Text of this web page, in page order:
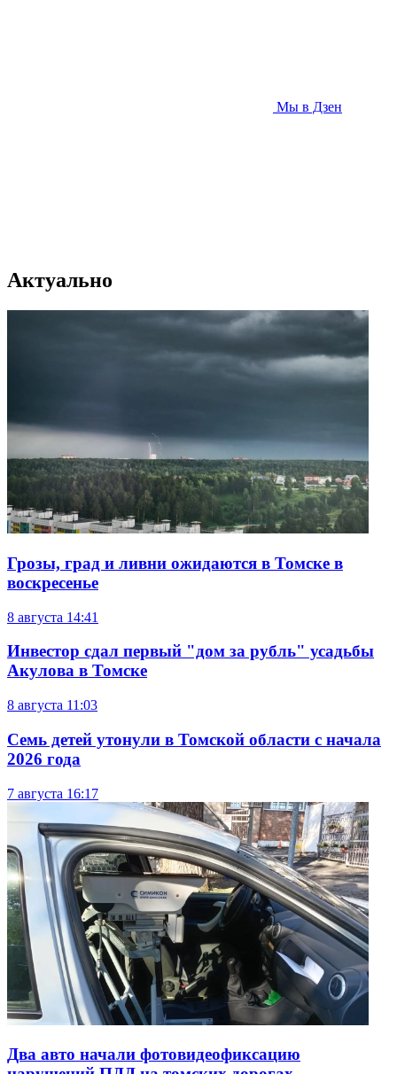
Мы в Дзен
Актуально
Грозы, град и ливни ожидаются в Томске в
воскресенье
8 августа 14:41
Инвестор сдал первый "дом за рубль" усадьбы
Акулова в Томске
8 августа 11:03
Семь детей утонули в Томской области с начала
2026 года
7 августа 16:17
Два авто начали фотовидеофиксацию